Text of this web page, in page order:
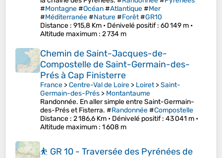
#Montagne#Océan#Atlantique#Mer
#Méditerranée#Nature#Forêt#GR10
Distance : 915,8 Km • Dénivelé positif: 60 149 m •
Altitude maximum : 2 734 m
Chemin de Saint-Jacques-de-
Compostelle de Saint-Germain-des-
Prés à Cap Finisterre
France >Centre-Val de Loire > Loiret>Saint-
Germain-des-Prés > Montantaume
Randonnée. En aller simple entre Saint-Germain-
des-Prés et Fisterra. #Randonnée#Compostelle
Distance : 2 186,6 Km • Dénivelé positif: 43 041 m •
Altitude maximum : 1 608 m
⛹️ GR 10 - Traversée des Pyrénées de